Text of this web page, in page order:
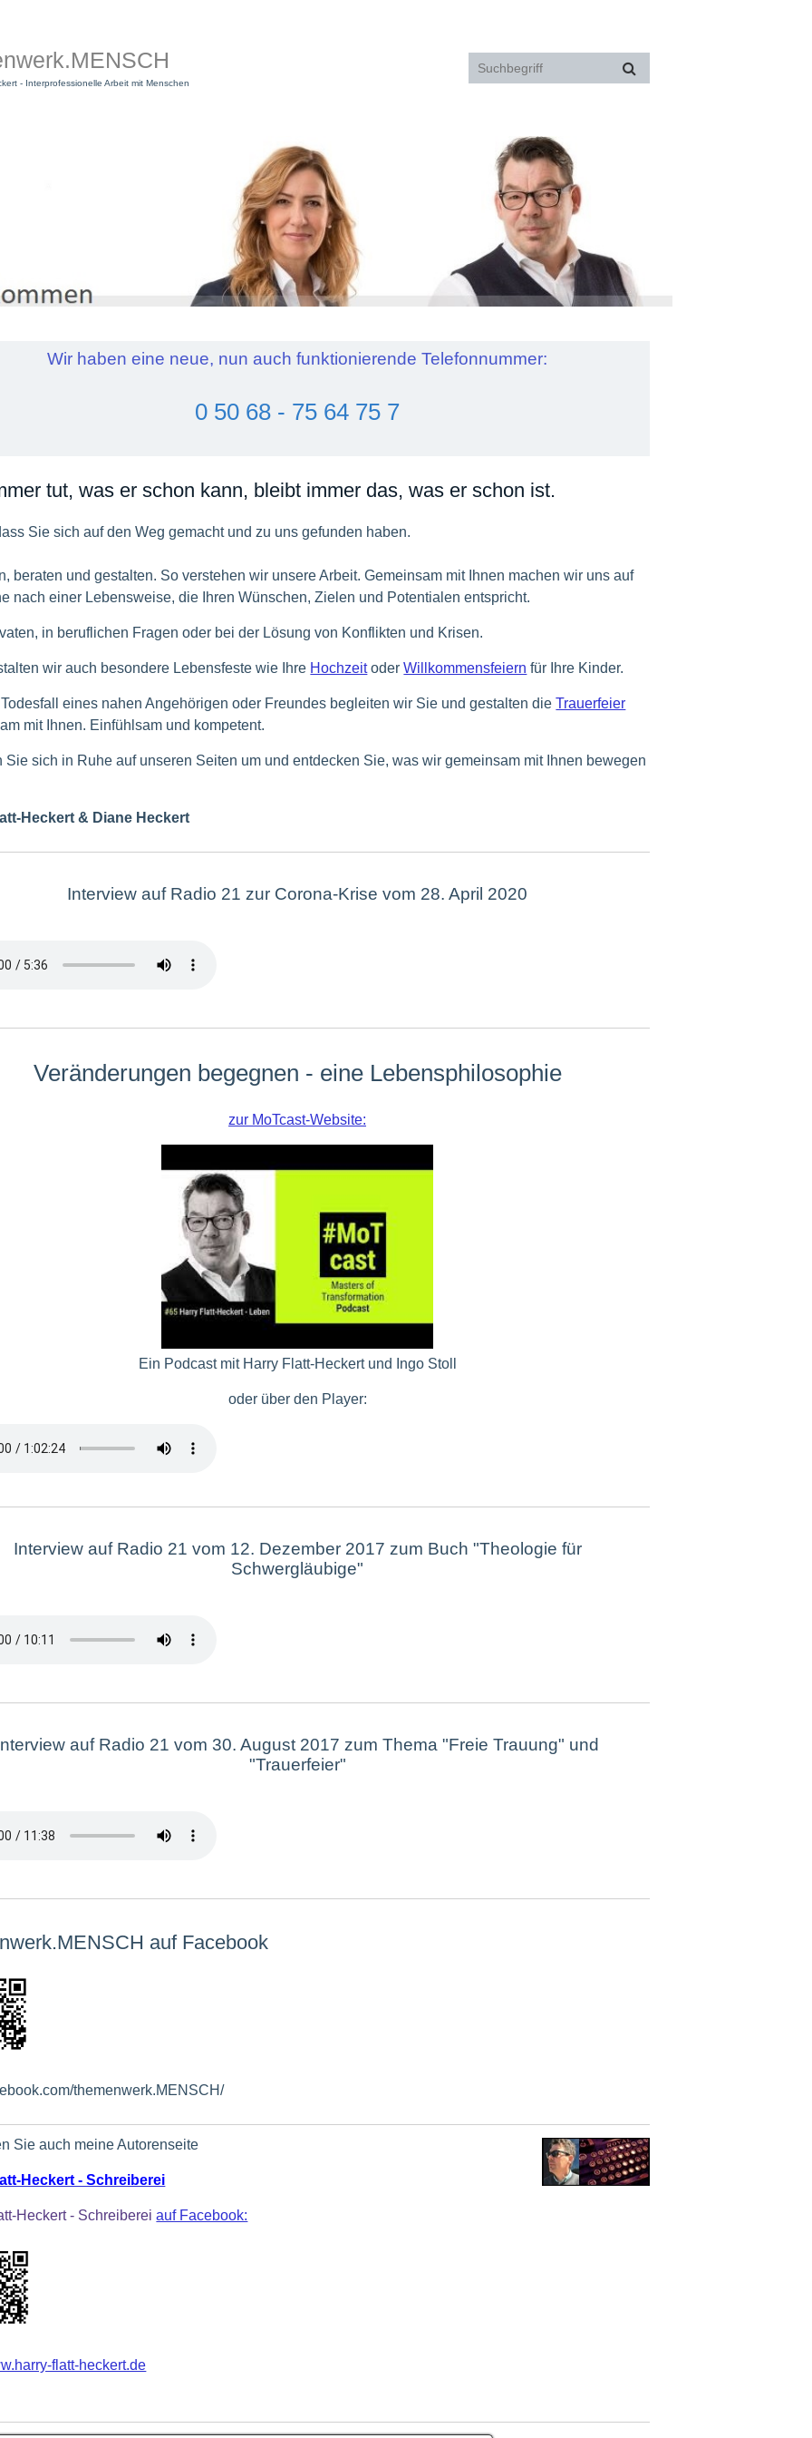
- Interprofessionelle Arbeit mit Menschen
Wir haben eine neue, nun auch funktionierende Telefonnummer:
0 50 68 - 75 64 75 7
tut, was er schon kann, bleibt immer das, was er schon ist.
Sie sich auf den Weg gemacht und zu uns gefunden haben.
beraten und gestalten. So verstehen wir unsere Arbeit. Gemeinsam mit Ihnen machen wir uns auf
nach einer Lebensweise, die Ihren Wünschen, Zielen und Potentialen entspricht.
in beruflichen Fragen oder bei der Lösung von Konflikten und Krisen.
wir auch besondere Lebensfeste wie Ihre HochzeitoderWillkommensfeiern für Ihre Kinder.
eines nahen Angehörigen oder Freundes begleiten wir Sie und gestalten dieTrauerfeier
mit Ihnen. Einfühlsam und kompetent.
Sie sich in Ruhe auf unseren Seiten um und entdecken Sie, was wir gemeinsam mit Ihnen bewegen
Heckert & Diane Heckert
Interview auf Radio 21 zur Corona-Krise vom 28. April 2020
Veränderungen begegnen - eine Lebensphilosophie
zur MoTcast-Website:
Ein Podcast mit Harry Flatt-Heckert und Ingo Stoll
oder über den Player:
Interview auf Radio 21 vom 12. Dezember 2017 zum Buch "Theologie für
Schwergläubige"
auf Radio 21 vom 30. August 2017 zum Thema "Freie Trauung" und
"Trauerfeier"
auf Facebook
themenwerk.MENSCH/
Sie auch meine Autorenseite
Heckert - Schreiberei
Heckert - Schreibereiauf Facebook:
flatt-heckert.de